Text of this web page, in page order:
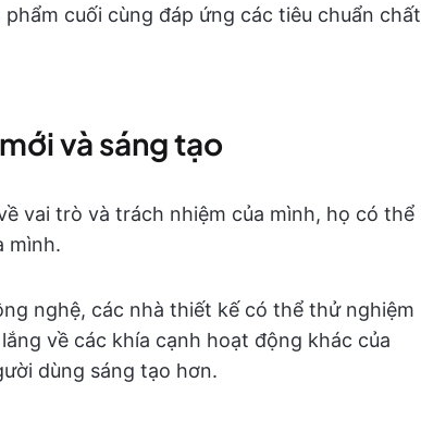
cuối cùng đáp ứng các tiêu chuẩn chất
và sáng tạo
vai trò và trách nhiệm của mình, họ có thể
mình.
nghệ, các nhà thiết kế có thể thử nghiệm
về các khía cạnh hoạt động khác của
dùng sáng tạo hơn.